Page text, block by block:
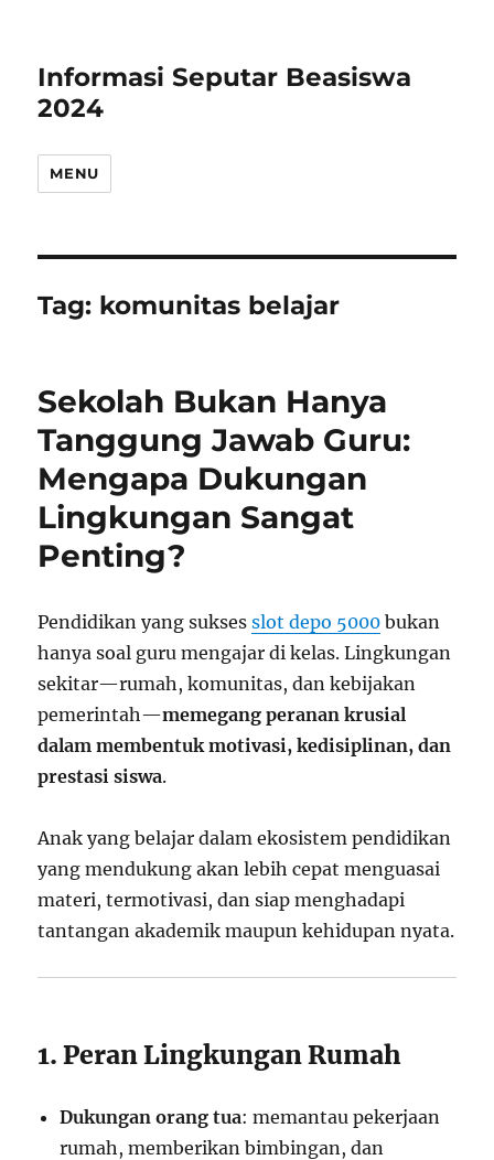
Informasi Seputar Beasiswa
2024
MENU
Tag: komunitas belajar
Sekolah Bukan Hanya
Tanggung Jawab Guru:
Mengapa Dukungan
Lingkungan Sangat
Penting?
Pendidikan yang suksesslot depo 5000 bukan
hanya soal guru mengajar di kelas. Lingkungan
sekitar—rumah, komunitas, dan kebijakan
pemerintah—memegang peranan krusial
dalam membentuk motivasi, kedisiplinan, dan
prestasi siswa.
Anak yang belajar dalam ekosistem pendidikan
yang mendukung akan lebih cepat menguasai
materi, termotivasi, dan siap menghadapi
tantangan akademik maupun kehidupan nyata.
1. Peran Lingkungan Rumah
Dukungan orang tua: memantau pekerjaan
rumah, memberikan bimbingan, dan